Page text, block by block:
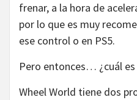
frenar, a la hora de
por lo que es muy
ese control o en PS5.
Pero entonces… ¿cuál
Wheel World tiene dos